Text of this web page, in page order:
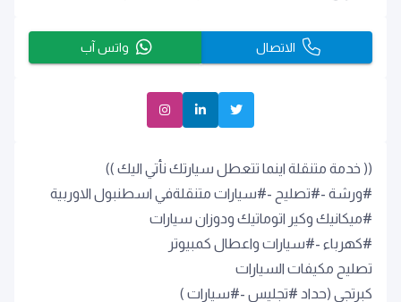
(( خدمة متنقلة اينما تتعطل سيارتك نأتي اليك ))
#ورشة -#تصليح -#سيارات متنقلةفي اسطنبول الاوربية
#ميكانيك وكير اتوماتيك ودوزان سيارات
#كهرباء -#سيارات واعطال كمبيوتر
تصليح مكيفات السيارات
كبرتجي (حداد #تجليس -#سيارات )
الاتصال واتس آب